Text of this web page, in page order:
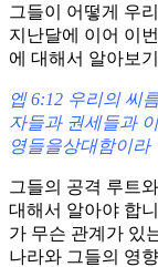
그들이 어떻게 우
지난달에 이어 이
에 대해서 알아보
엡 6:12 우리의 씨
자들과 권세들과
영들을상대함이라
그들의 공격 루트
대해서 알아야 합
가 무슨 관계가 있
나라와 그들의 영